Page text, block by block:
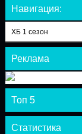
Навигация:
ХБ 1 сезон
Реклама
Топ 5
Статистика